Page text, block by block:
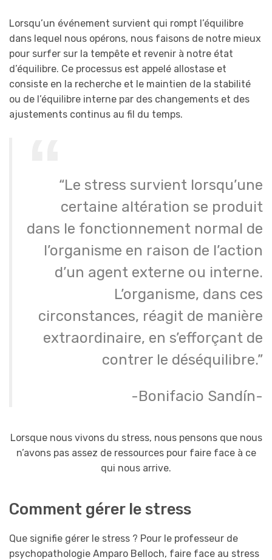
Lorsqu’un événement survient qui rompt l’équilibre
dans lequel nous opérons, nous faisons de notre mieux
pour surfer sur la tempête et revenir à notre état
d’équilibre. Ce processus est appelé allostase et
consiste en la recherche et le maintien de la stabilité
ou de l’équilibre interne par des changements et des
ajustements continus au fil du temps.
“Le stress survient lorsqu’une
certaine altération se produit
dans le fonctionnement normal de
l’organisme en raison de l’action
d’un agent externe ou interne.
L’organisme, dans ces
circonstances, réagit de manière
extraordinaire, en s’efforçant de
contrer le déséquilibre.”
-Bonifacio Sandín-
Lorsque nous vivons du stress, nous pensons que nous
n’avons pas assez de ressources pour faire face à ce
qui nous arrive.
Comment gérer le stress
Que signifie gérer le stress ? Pour le professeur de
psychopathologie Amparo Belloch, faire face au stress